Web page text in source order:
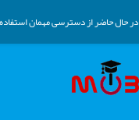
در حال حاضر از دسترسی مهمان